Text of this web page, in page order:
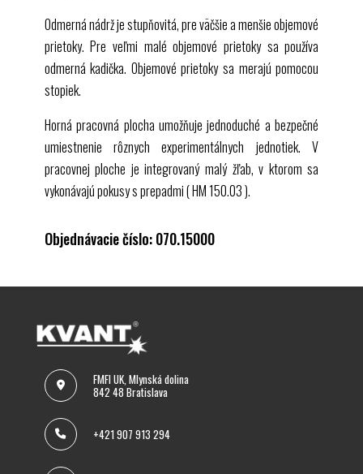
HM 150,11 Straty v potrubnom systéme
HM 150,29 Energetické straty v potrubných prvkoch
HM 150.13 Metódy merania prietoku
Prietok s otvoreným kanálom
HM 150,03 Doskové prepady pre HM 150
HM 150.21 Vizualizácia prúdnic v otvorenom kanáli
Prúdenie okolo tiel
HM 150.10 Vizualizácia prúdnic
Kvapalné stroje
HM 150.16 Séria a paralelná konfigurácia čerpadiel
HM 150.20 Princíp činnosti Francisovej turbíny
HM 150.15 Hydraulický baran – čerpanie pomocou
Odmerná nádrž je stupňovitá, pre väčšie a menšie objemové
prietoky. Pre veľmi malé objemové prietoky sa používa
odmerná kadička. Objemové prietoky sa merajú pomocou
stopiek.
Horná pracovná plocha umožňuje jednoduché a bezpečné
umiestnenie rôznych experimentálnych jednotiek. V
pracovnej ploche je integrovaný malý žľab, v ktorom sa
vykonávajú pokusy s prepadmi (HM 150.03).
Objednávacie číslo: 070.15000
FMFI UK, Mlynská dolina
842 48 Bratislava
+421 907 913 294